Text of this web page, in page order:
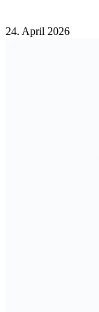
24. April 2026